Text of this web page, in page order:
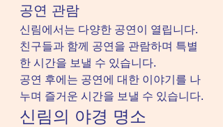
공연 관람
신림에서는 다양한 공연이 열립니다.
친구들과 함께 공연을 관람하며 특별
한 시간을 보낼 수 있습니다.
공연 후에는 공연에 대한 이야기를 나
누며 즐거운 시간을 보낼 수 있습니다.
신림의 야경 명소